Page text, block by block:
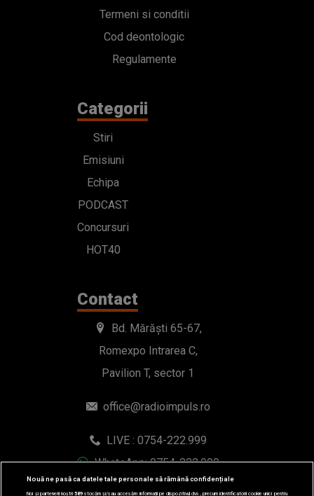
Termeni si conditii
Cod deontologic
Regulamente
Categorii
Stiri
Emisiuni
Echipa
PODCAST
Concursuri
HOT40
Contact
Bd. Mărăști 65-67,
Romexpo Intrarea C,
Pavilion T, sector 1
office@radioimpuls.ro
LIVE : 0754-222.999
WhatsApp: 0754-222.999
Nouă ne pasă ca datele tale personale să rămână confidențiale
Noi și partenerii noștri589stocăm și/sau accesăm informații pe dispozitivul dvs., precum identificatorii cookie unici pentru